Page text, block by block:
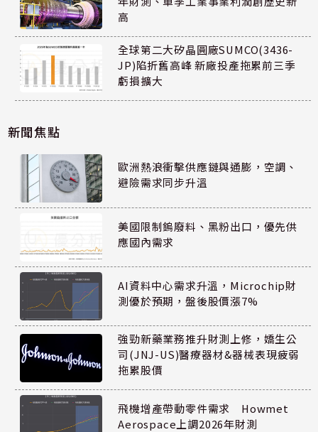
高
全球第二大矽晶圓廠SUMCO(3436-
JP)陷折舊高峰 新廠投產拖累前三季
虧損擴大
新聞焦點
歐洲熱浪衝擊供應鏈與通膨，空調、
避險需求同步升溫
美國限制鎢廢料、黑粉出口，優先供
應國內需求
AI資料中心需求升溫，Microchip財
測優於預期，盤後股價漲7%
強勁新藥業務推升財測上修，嬌生公
司(JNJ-US)醫療器材&器械表現疲弱
拖累股價
飛機增產帶動零件需求 Howmet
Aerospace上調2026年財測